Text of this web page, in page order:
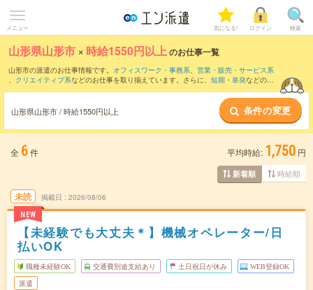
メニュー 気になる! ログイン 検索
山形県山形市 × 時給1550円以上のお仕事一覧
山形市の派遣のお仕事情報です。 オフィスワーク・事務系、 営業・販売・サービス系
、 クリエイティブ系などのお仕事を取り揃えています。さらに、 短期 ・ 単発などの期
山形県山形市 / 時給1550円以上 条件の変更
全 6件 平均時給: 1,750 円
新着順 時給順
未読
NEW
掲載日 2026/08/06
【未経験でも大丈夫＊】機械オペレーター/日
払いOK
職種未経験OK 交通費別途支給あり 土日祝日が休み WEB登録OK
派遣